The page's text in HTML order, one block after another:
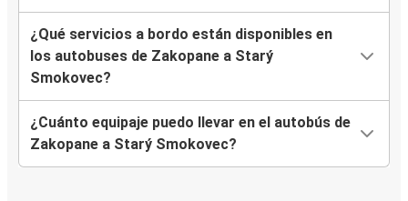
¿Qué servicios a bordo están disponibles en
los autobuses de Zakopane a Starý
Smokovec?
¿Cuánto equipaje puedo llevar en el autobús de
Zakopane a Starý Smokovec?